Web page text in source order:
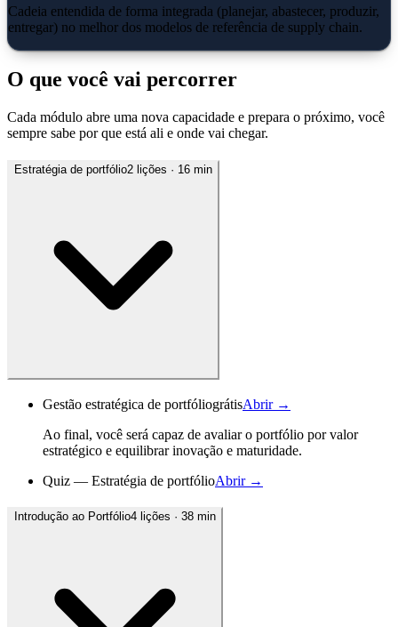
Cadeia entendida de forma integrada (planejar, abastecer, produzir,
entregar) no melhor dos modelos de referência de supply chain.
O que você vai percorrer
Cada módulo abre uma nova capacidade e prepara o próximo, você
sempre sabe por que está ali e onde vai chegar.
Estratégia de portfólio2 lições · 16 min
Gestão estratégica de portfóliográtisAbrir →
Ao final, você será capaz de avaliar o portfólio por valor
estratégico e equilibrar inovação e maturidade.
Quiz — Estratégia de portfólioAbrir →
Introdução ao Portfólio4 lições · 38 min